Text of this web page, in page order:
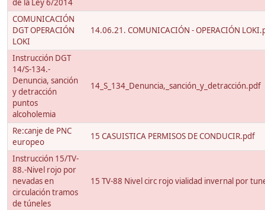
de la Ley 6/2014
COMUNICACIÓN
DGT OPERACIÓN
LOKI
14.06.21. COMUNICACIÓN - OPERACIÓN
Instrucción DGT
14/S-134.-
Denuncia, sanción
y detracción
puntos
alcoholemia
14_S_134_Denuncia,_sanción_y_detracción.pdf
Re:canje de PNC
europeo
15 CASUISTICA PERMISOS DE CONDUCIR.pdf
Instrucción 15/TV-
88.-Nivel rojo por
nevadas en
circulación tramos
de túneles
15 TV-88 Nivel circ rojo vialidad invernal por